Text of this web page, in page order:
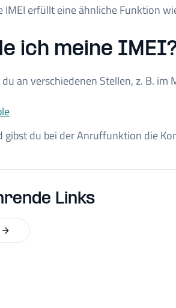
IMEI erfüllt eine ähnliche Funktion
ich meine
an verschiedenen Stellen, z. B.
gibst du bei der Anruffunktion die
Links